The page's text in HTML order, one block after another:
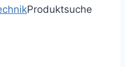
Produktsuche